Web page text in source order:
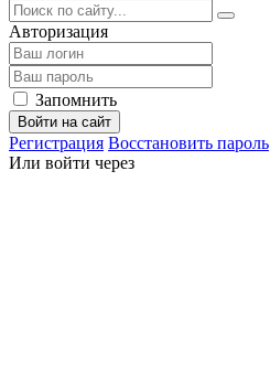
Авторизация
Запомнить
Войти на сайт
Регистрация Восстановить пароль
Или войти через